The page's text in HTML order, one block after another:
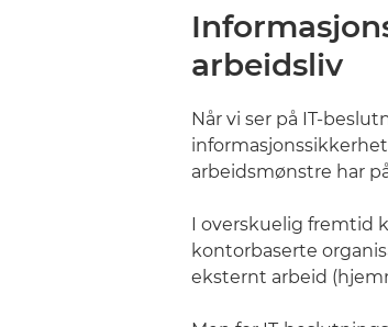
arbeidsliv
Når vi ser på IT-
arbeidsmønstre har
I overskuelig fremtid
kontorbaserte
eksternt arbeid